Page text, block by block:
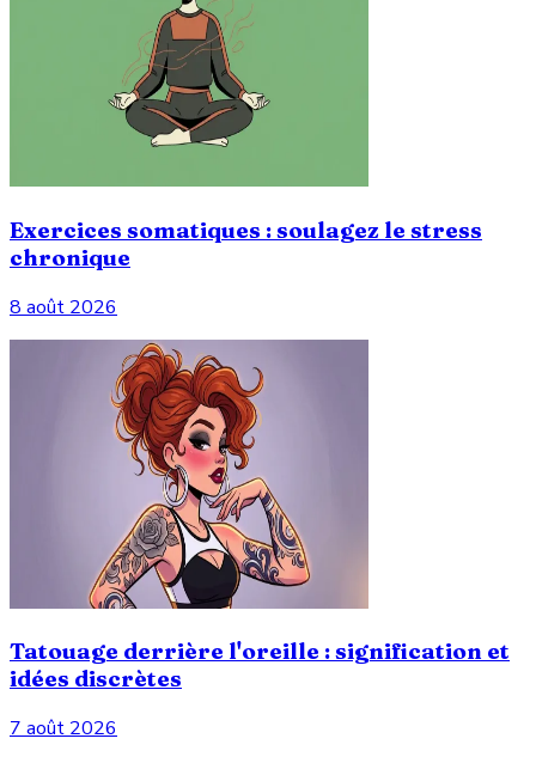
Exercices somatiques : soulagez le stress
chronique
8 août 2026
Tatouage derrière l'oreille : signification et
idées discrètes
7 août 2026